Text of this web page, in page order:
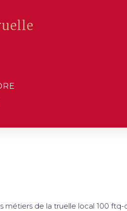
métiers de la truelle local 100 ftq-